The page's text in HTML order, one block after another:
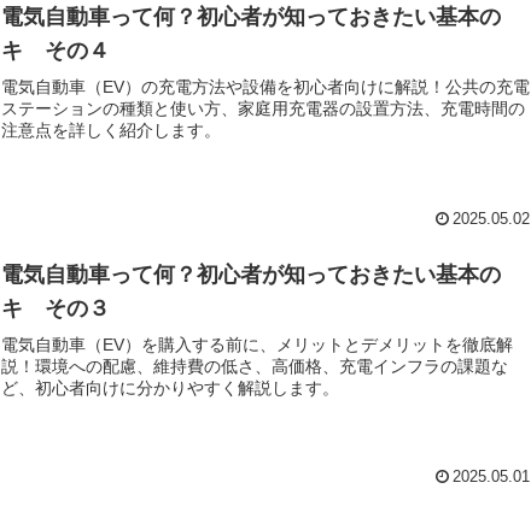
電気自動車って何？初心者が知っておきたい基本の
キ その４
電気自動車（EV）の充電方法や設備を初心者向けに解説！公共の充電
ステーションの種類と使い方、家庭用充電器の設置方法、充電時間の
注意点を詳しく紹介します。
2025.05.02
電気自動車って何？初心者が知っておきたい基本の
キ その３
電気自動車（EV）を購入する前に、メリットとデメリットを徹底解
説！環境への配慮、維持費の低さ、高価格、充電インフラの課題な
ど、初心者向けに分かりやすく解説します。
2025.05.01